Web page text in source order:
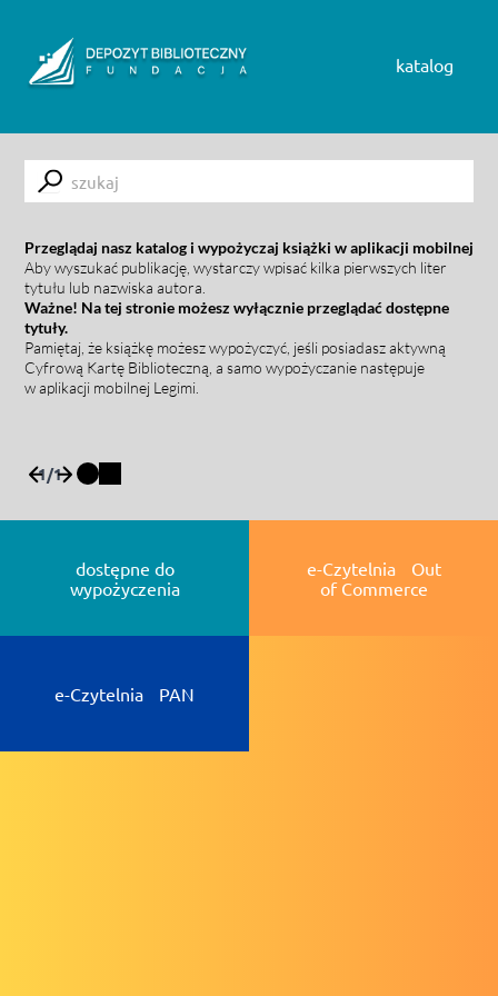
katalog
Submit
Przeglądaj nasz katalog i wypożyczaj książki w aplikacji mobilnej
Aby wyszukać publikację, wystarczy wpisać kilka pierwszych liter
tytułu lub nazwiska autora.
Ważne! Na tej stronie możesz wyłącznie przeglądać dostępne
tytuły.
Pamiętaj, że książkę możesz wypożyczyć, jeśli posiadasz aktywną
Cyfrową Kartę Biblioteczną, a samo wypożyczanie następuje
w aplikacji mobilnej Legimi.
1/1
dostępne do
wypożyczenia
e-Czytelnia Out
of Commerce
e-Czytelnia PAN